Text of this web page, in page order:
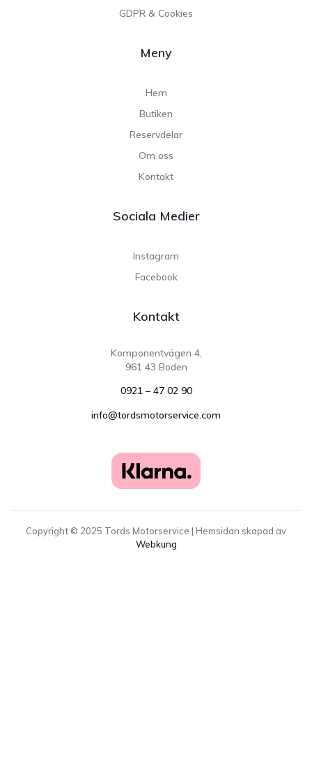
GDPR & Cookies
Meny
Hem
Butiken
Reservdelar
Om oss
Kontakt
Sociala Medier
Instagram
Facebook
Kontakt
Komponentvägen 4,
961 43 Boden
0921 – 47 02 90
info@tordsmotorservice.com
Copyright © 2025 Tords Motorservice | Hemsidan skapad av
Webkung